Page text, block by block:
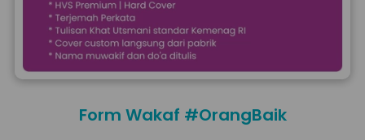
Form Wakaf #OrangBaik